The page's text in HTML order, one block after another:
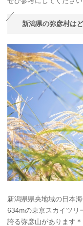
新潟県の弥彦村は
新潟県県央地域の日本
634mの東京スカイツリ
誇る弥彦山があります＊